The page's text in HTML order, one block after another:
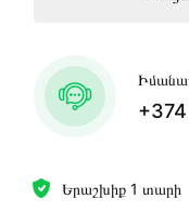
Երաշխիք 1 տարի